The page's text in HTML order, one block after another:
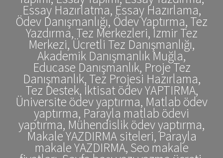
Essay Hazırlatma, Essay Hazırlama,
Ödev Danışmanlığı, Ödev Yaptırma, Tez
Yazdırma, Tez Merkezleri, İzmir Tez
Merkezi, Ücretli Tez Danışmanlığı,
Akademik Danışmanlık Muğla,
Educase Danışmanlık, Proje Tez
Danışmanlık, Tez Projesi Hazırlama,
Tez Destek, İktisat ödev YAPTIRMA,
Üniversite ödev yaptırma, Matlab ödev
yaptırma, Parayla matlab ödevi
yaptırma, Mühendislik ödev yaptırma,
Makale YAZDIRMA siteleri, Parayla
makale YAZDIRMA, Seo makale